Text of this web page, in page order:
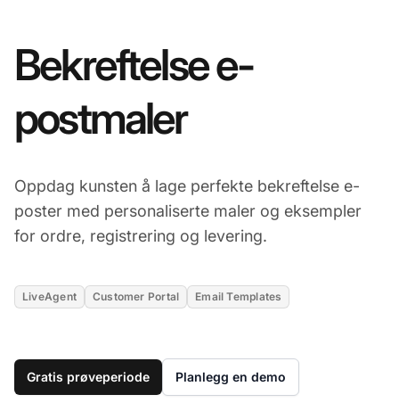
Bekreftelse e-
postmaler
Oppdag kunsten å lage perfekte bekreftelse e-
poster med personaliserte maler og eksempler
for ordre, registrering og levering.
LiveAgent Customer Portal Email Templates
Gratis prøveperiode Planlegg en demo